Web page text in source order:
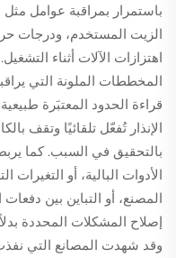
باستمرار بمراقبة عوامل مثل
الزيت المستخدم، ودرجات
اهتزازات الآلات أثناء
المخططات الملونة التي
قراءة الحدود المعتبَرة
الإنذار تُفعّل تلقائيًا وتقف
بالتحقيق في السبب. كما
الأدوات البالية، أو
المصنع، أو التباين بين
إصلاح المشكلات المحددة
وقد شهدت المصانع التي